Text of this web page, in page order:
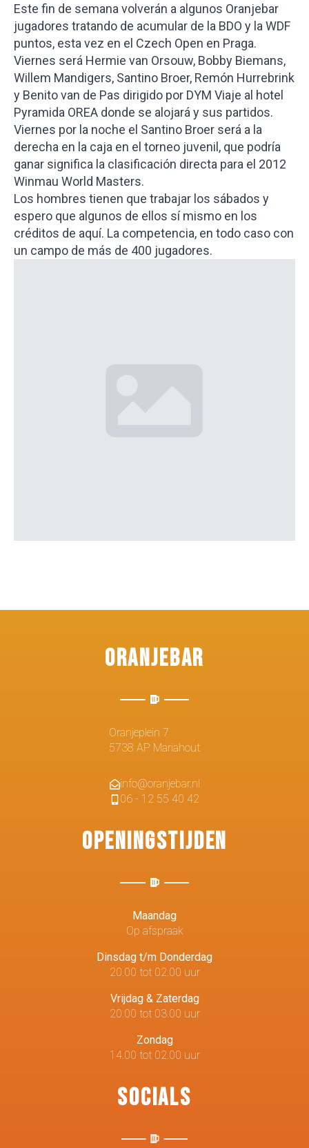
Este fin de semana volverán a algunos Oranjebar
jugadores tratando de acumular de la BDO y la WDF
puntos, esta vez en el Czech Open en Praga.
Viernes será Hermie van Orsouw, Bobby Biemans,
Willem Mandigers, Santino Broer, Remón Hurrebrink
y Benito van de Pas dirigido por DYM Viaje al hotel
Pyramida OREA donde se alojará y sus partidos.
Viernes por la noche el Santino Broer será a la
derecha en la caja en el torneo juvenil, que podría
ganar significa la clasificación directa para el 2012
Winmau World Masters.
Los hombres tienen que trabajar los sábados y
espero que algunos de ellos sí mismo en los
créditos de aquí. La competencia, en todo caso con
un campo de más de 400 jugadores.
Oranjebar
Oranjeplein 7
5738 AP Mariahout
info@oranjebar.nl
06 - 12 55 40 42
Openingstijden
Maandag
Op afspraak
Dinsdag t/m Donderdag
20.00 tot 02.00 uur
Vrijdag & Zaterdag
20.00 tot 03.00 uur
Zondag
14.00 tot 02.00 uur
Socials